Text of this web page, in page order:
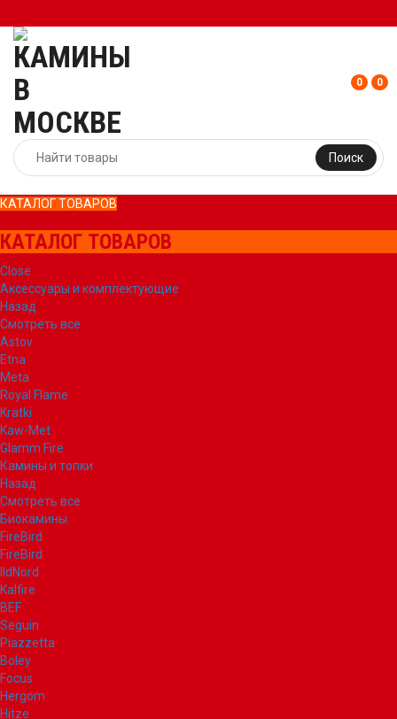
Поиск
0 0
КАТАЛОГ ТОВАРОВ
КАТАЛОГ ТОВАРОВ
Close
Аксессуары и комплектующие
Назад
Смотреть все
Astov
Etna
Meta
Royal Flame
Kratki
Kaw-Met
Glamm Fire
Камины и топки
Назад
Смотреть все
Биокамины
FireBird
FireBird
IldNord
Kalfire
BEF
Seguin
Piazzetta
Boley
Focus
Hergom
Hitze